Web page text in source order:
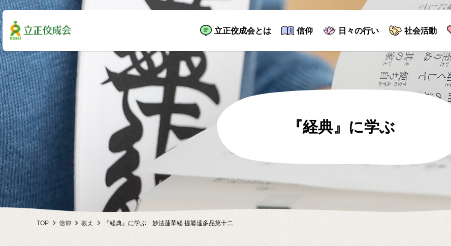
立正佼成会とは 信仰 日々の行い 社会活動
『経典』に学ぶ
TOP 信仰 教え 『経典』に学ぶ 妙法蓮華経 提婆達多品第十二